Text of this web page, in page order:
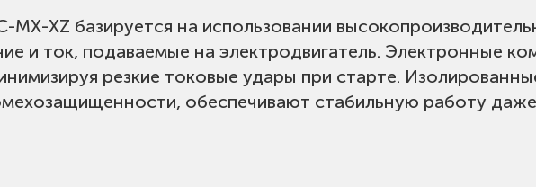
MX-XZ базируется на использовании
и ток, подаваемые на электродвигатель. Электронные
резкие токовые удары при старте.
обеспечивают стабильную работу даже
и рассеивания тепла; Вибрация в месте установки